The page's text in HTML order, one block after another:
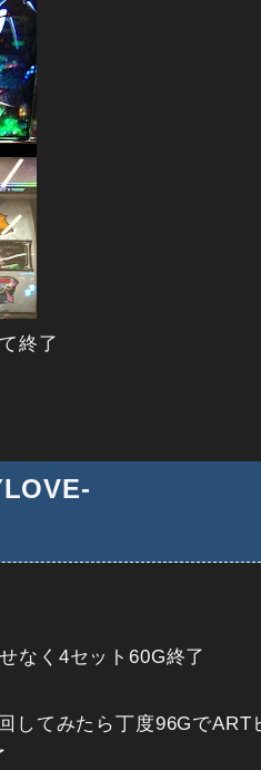
終了
なく4セット60G終了
してみたら丁度96GでART